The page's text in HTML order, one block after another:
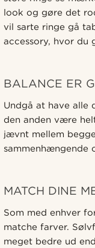
look og gøre det
vil sarte ringe gå
accessory, hvor du
BALANCE ER
Undgå at have alle
den anden være
jævnt mellem
sammenhængende
MATCH DINE
Som med enhver
matche farver.
meget bedre ud